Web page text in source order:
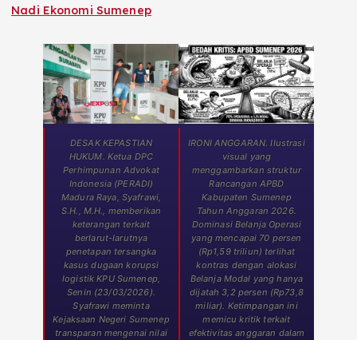
Nadi Ekonomi Sumenep
DESAK KEPASTIAN
HUKUM. Ketua DPC
Perhimpunan Advokat
Indonesia (PERADI)
Madura Raya, Syafrawi,
S.H., M.H., memberikan
keterangan terkait
berlarut-larutnya
penetapan tersangka
kasus dugaan korupsi
logistik KPU Sumenep,
Senin (23/03/2026).
Syafrawi meminta
Kejaksaan Negeri Sumenep
transparan mengenai nilai
IRONI ANGGARAN. Ilustrasi
visual yang
menggambarkan struktur
Rancangan APBD
Kabupaten Sumenep
Tahun Anggaran 2026.
Dominasi Belanja Operasi
yang mencapai 70 persen
(Rp1,59 triliun) terlihat
kontras dengan alokasi
Belanja Modal yang hanya
dijatah 3,2 persen (Rp73,8
miliar). Ketimpangan ini
memicu kritik terkait
efektivitas anggaran dalam